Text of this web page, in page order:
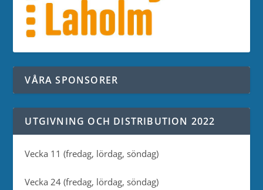
VÅRA SPONSORER
UTGIVNING OCH DISTRIBUTION 2022
Vecka 11 (fredag, lördag, söndag)
Vecka 24 (fredag, lördag, söndag)